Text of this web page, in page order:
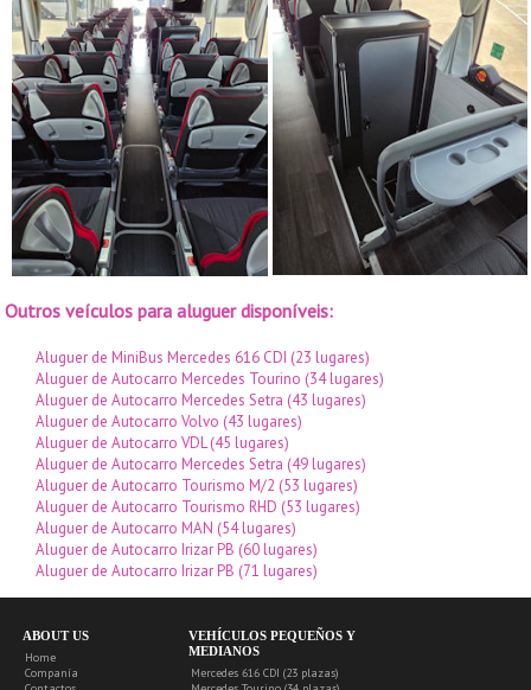
Outros veículos para aluguer disponíveis:
Aluguer de MiniBus Mercedes 616 CDI (23 lugares)
Aluguer de Autocarro Mercedes Tourino (34 lugares)
Aluguer de Autocarro Mercedes Setra (43 lugares)
Aluguer de Autocarro Volvo (43 lugares)
Aluguer de Autocarro VDL (45 lugares)
Aluguer de Autocarro Mercedes Setra (49 lugares)
Aluguer de Autocarro Tourismo M/2 (53 lugares)
Aluguer de Autocarro Tourismo RHD (53 lugares)
Aluguer de Autocarro MAN (54 lugares)
Aluguer de Autocarro Irizar PB (60 lugares)
Aluguer de Autocarro Irizar PB (71 lugares)
ABOUT US
Home
Companía
VEHÍCULOS PEQUEÑOS Y
MEDIANOS
Mercedes 616 CDI (23 plazas)